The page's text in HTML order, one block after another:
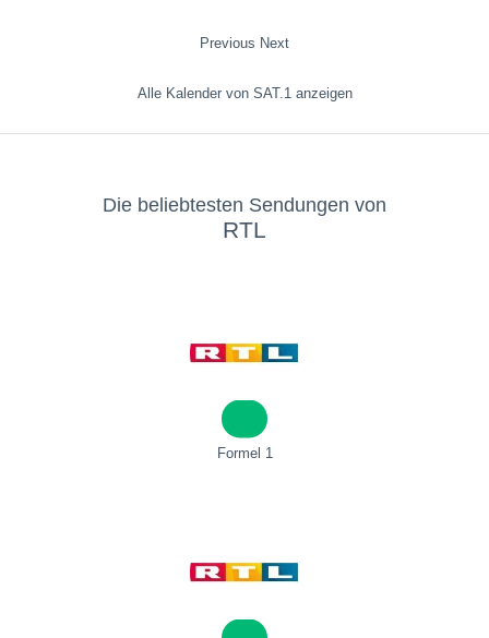
Previous Next
Alle Kalender von SAT.1 anzeigen
Die beliebtesten Sendungen von
RTL
Formel 1